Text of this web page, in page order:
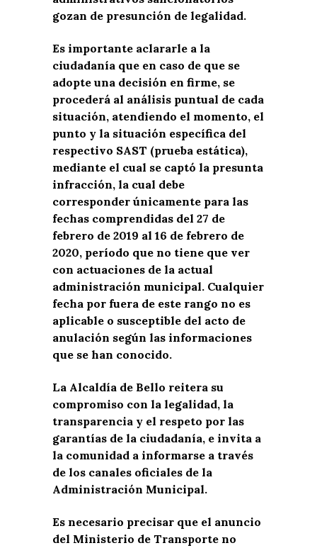
gozan de presunción de legalidad.
Es importante aclararle a la
ciudadanía que en caso de que se
adopte una decisión en firme, se
procederá al análisis puntual de cada
situación, atendiendo el momento, el
punto y la situación específica del
respectivo SAST (prueba estática),
mediante el cual se captó la presunta
infracción, la cual debe
corresponder únicamente para las
fechas comprendidas del 27 de
febrero de 2019 al 16 de febrero de
2020, período que no tiene que ver
con actuaciones de la actual
administración municipal. Cualquier
fecha por fuera de este rango no es
aplicable o susceptible del acto de
anulación según las informaciones
que se han conocido.
La Alcaldía de Bello reitera su
compromiso con la legalidad, la
transparencia y el respeto por las
garantías de la ciudadanía, e invita a
la comunidad a informarse a través
de los canales oficiales de la
Administración Municipal.
Es necesario precisar que el anuncio
del Ministerio de Transporte no